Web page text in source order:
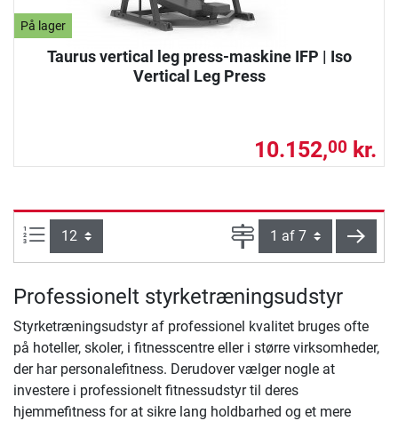
På lager
Taurus vertical leg press-maskine IFP | Iso
Vertical Leg Press
10.152,00 kr.
Artikel pr. side: Side
Professionelt styrketræningsudstyr
Styrketræningsudstyr af professionel kvalitet bruges ofte
på hoteller, skoler, i fitnesscentre eller i større virksomheder,
der har personalefitness. Derudover vælger nogle at
investere i professionelt fitnessudstyr til deres
hjemmefitness for at sikre lang holdbarhed og et mere